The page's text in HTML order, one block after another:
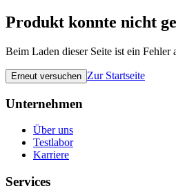
Produkt konnte nicht
Beim Laden dieser Seite ist ein Fehler
Erneut versuchen Zur Startseite
Unternehmen
Über uns
Testlabor
Karriere
Services